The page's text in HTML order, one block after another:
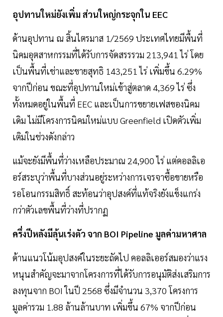
อุปทานใหม่ยังเพิ่ม ส่วนใหญ่กระจุกใน EEC
ด้านอุปทาน ณ สิ้นไตรมาส 1/2569 ประเทศไทยมีพื้นที่
นิคมอุตสาหกรรมที่ได้รับการจัดสรรรวม 213,941 ไร่ โดย
เป็นพื้นที่เช่าและขายสุทธิ 143,251 ไร่ เพิ่มขึ้น 6.29%
จากปีก่อน ขณะที่อุปทานใหม่เข้าสู่ตลาด 4,369 ไร่ ซึ่ง
ทั้งหมดอยู่ในพื้นที่ EEC และเป็นการขยายเฟสของนิคม
เดิม ไม่มีโครงการนิคมใหม่แบบ Greenfield เปิดตัวเพิ่ม
เติมในช่วงดังกล่าว
แม้จะยังมีพื้นที่ว่างเหลือประมาณ 24,900 ไร่ แต่คอลลิเอ
อร์สระบุว่าพื้นที่บางส่วนอยู่ระหว่างการเจรจาซื้อขายหรือ
รอโอนกรรมสิทธิ์ สะท้อนว่าอุปสงค์ที่แท้จริงยังแข็งแกร่ง
กว่าตัวเลขพื้นที่ว่างที่ปรากฏ
ครึ่งปีหลังมีลุ้นเร่งตัว จาก BOI Pipeline มูลค่ามหาศาล
ด้านแนวโน้มอุปสงค์ในระยะถัดไป คอลลิเออร์สมองว่าแรง
หนุนสำคัญจะมาจากโครงการที่ได้รับการอนุมัติส่งเสริมการ
ลงทุนจาก BOI ในปี 2568 ซึ่งมีจำนวน 3,370 โครงการ
มูลค่ารวม 1.88 ล้านล้านบาท เพิ่มขึ้น 67% จากปีก่อน